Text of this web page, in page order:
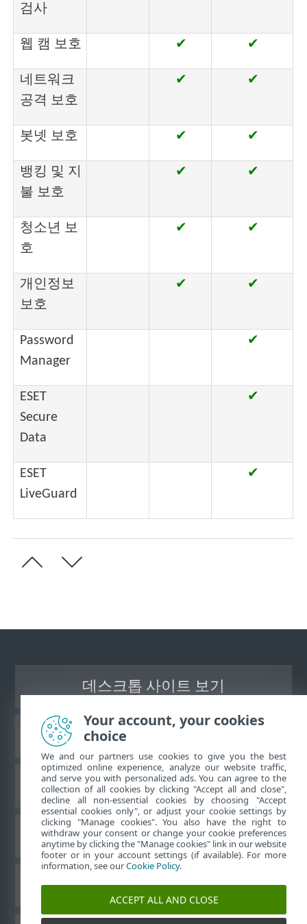
검사
웹 캠 보호 ✔ ✔
네트워크
공격 보호
✔ ✔
봇넷 보호 ✔ ✔
뱅킹 및 지
불 보호
✔ ✔
청소년 보
호
✔ ✔
개인정보
보호
✔ ✔
Password
Manager
✔
ESET
Secure
Data
✔
ESET
LiveGuard
✔
데스크톱 사이트 보기
ESET 지식 베이스
ESET 포럼
국가별 지원
쿠키 관리
Your account, your cookies
choice
We and our partners use cookies to give you the best
optimized online experience, analyze our website traffic,
and serve you with personalized ads. You can agree to the
collection of all cookies by clicking "Accept all and close",
decline all non-essential cookies by choosing "Accept
essential cookies only", or adjust your cookie settings by
clicking "Manage cookies". You also have the right to
withdraw your consent or change your cookie preferences
anytime by clicking the "Manage cookies" link in our website
footer or in your account settings (if available). For more
information, see ourCookie Policy.
ACCEPT ALL AND CLOSE